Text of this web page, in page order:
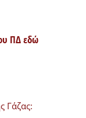
ΠΔ εδώ
Γάζας: